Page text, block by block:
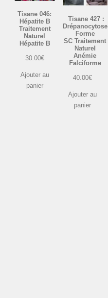
Tisane 046:
Hépatite B
Traitement
Naturel
Hépatite B
30.00€
Ajouter au
panier
Tisane 427 :
Drépanocytose
Forme
SC Traitement
Naturel
Anémie
Falciforme
40.00€
Ajouter au
panier